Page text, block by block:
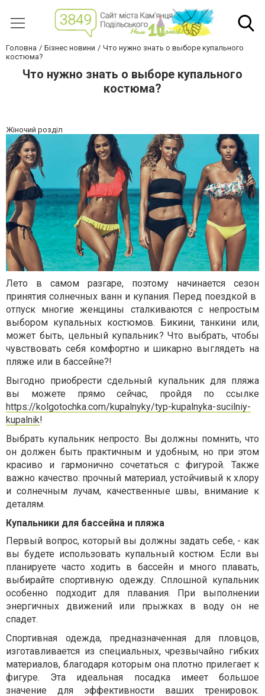
Головна Бізнес новини
Что нужно знать о выборе купального
костюма?
Что нужно знать о выборе купального
костюма?
Жіночий розділ
Лето в самом разгаре, поэтому начинается сезон
принятия солнечных ванн и купания. Перед поездкой в ​​
отпуск многие женщины сталкиваются с непростым
выбором купальных костюмов. Бикини, танкини или,
может быть, цельный купальник? Что выбрать, чтобы
чувствовать себя комфортно и шикарно выглядеть на
пляже или в бассейне?!
Выгодно приобрести сдельный купальник для пляжа
вы можете прямо сейчас, пройдя по ссылке
https://kolgotochka.com/kupalnyky/typ-kupalnyka-sucilniy-
kupalnik!
Выбрать купальник непросто. Вы должны помнить, что
он должен быть практичным и удобным, но при этом
красиво и гармонично сочетаться с фигурой. Также
важно качество: прочный материал, устойчивый к хлору
и солнечным лучам, качественные швы, внимание к
деталям.
Купальники для бассейна и пляжа
Первый вопрос, который вы должны задать себе, - как
вы будете использовать купальный костюм. Если вы
планируете часто ходить в бассейн и много плавать,
выбирайте спортивную одежду. Сплошной купальник
особенно подходит для плавания. При выполнении
энергичных движений или прыжках в воду он не
спадет.
Спортивная одежда, предназначенная для пловцов,
изготавливается из специальных, чрезвычайно гибких
материалов, благодаря которым она плотно прилегает к
фигуре. Эта идеальная посадка имеет большое
значение для эффективности ваших тренировок.